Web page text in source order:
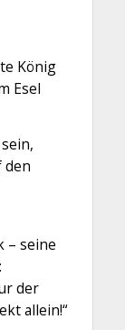
König
Esel
den
– seine
der
allein!“